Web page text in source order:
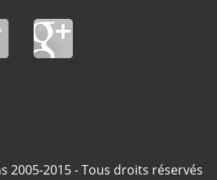
2005-2015 - Tous droits réservés